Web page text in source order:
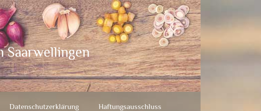
Saarwellingen
Datenschutzerklärung Haftungsausschluss